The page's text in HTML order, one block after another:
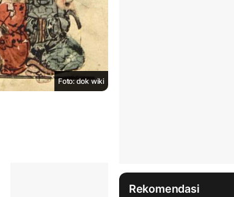
Foto: dok wiki
Rekomendasi